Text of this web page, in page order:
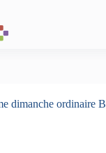
dimanche ordinaire B